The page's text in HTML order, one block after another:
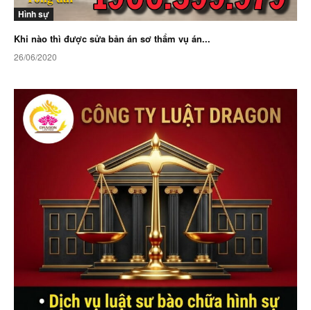
Hình sự
Khi nào thì được sửa bản án sơ thẩm vụ án...
26/06/2020